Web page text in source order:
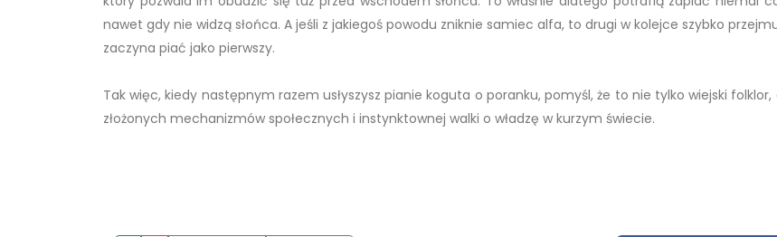
nawet gdy nie widzą słońca. A jeśli z jakiegoś powodu zniknie samiec alfa, to drugi w kolejce szybko
zaczyna piać jako pierwszy.
Tak więc, kiedy następnym razem usłyszysz pianie koguta o poranku, pomyśl, że to nie tylko wiejski
złożonych mechanizmów społecznych i instynktownej walki o władzę w kurzym świecie.